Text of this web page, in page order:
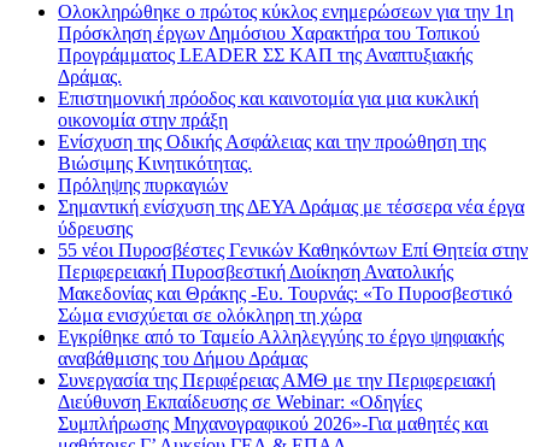
Ολοκληρώθηκε ο πρώτος κύκλος ενημερώσεων για την 1η
Πρόσκληση έργων Δημόσιου Χαρακτήρα του Τοπικού
Προγράμματος LEADER ΣΣ ΚΑΠ της Αναπτυξιακής
Δράμας.
Επιστημονική πρόοδος και καινοτομία για μια κυκλική
οικονομία στην πράξη
Eνίσχυση της Οδικής Ασφάλειας και την προώθηση της
Βιώσιμης Κινητικότητας.
Πρόληψης πυρκαγιών
Σημαντική ενίσχυση της ΔΕΥΑ Δράμας με τέσσερα νέα έργα
ύδρευσης
55 νέοι Πυροσβέστες Γενικών Καθηκόντων Επί Θητεία στην
Περιφερειακή Πυροσβεστική Διοίκηση Ανατολικής
Μακεδονίας και Θράκης -Ευ. Τουρνάς: «Το Πυροσβεστικό
Σώμα ενισχύεται σε ολόκληρη τη χώρα
Εγκρίθηκε από το Ταμείο Αλληλεγγύης το έργο ψηφιακής
αναβάθμισης του Δήμου Δράμας
Συνεργασία της Περιφέρειας ΑΜΘ με την Περιφερειακή
Διεύθυνση Εκπαίδευσης σε Webinar: «Οδηγίες
Συμπλήρωσης Μηχανογραφικού 2026»-Για μαθητές και